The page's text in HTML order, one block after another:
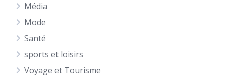
Média
Mode
Santé
sports et loisirs
Voyage et Tourisme